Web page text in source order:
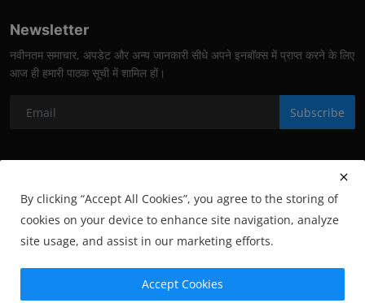
Newsletter
नवीनतम समाचार, अपडेट और अन्य जानकारी सीधे अपने इनबॉक्स में प्राप्त करने के लिए
आज ही हमारी पाठक सूची में शामिल हों।
Subscribe
Fact-Checking Policy
By clicking “Accept All Cookies”, you agree to the storing of
cookies on your device to enhance site navigation, analyze
site usage, and assist in our marketing efforts.
Accept Cookies